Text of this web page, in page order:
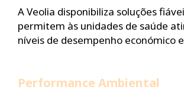
A Veolia disponibiliza soluções
permitem às unidades de saúde
níveis de desempenho económico
Performance Ambiental